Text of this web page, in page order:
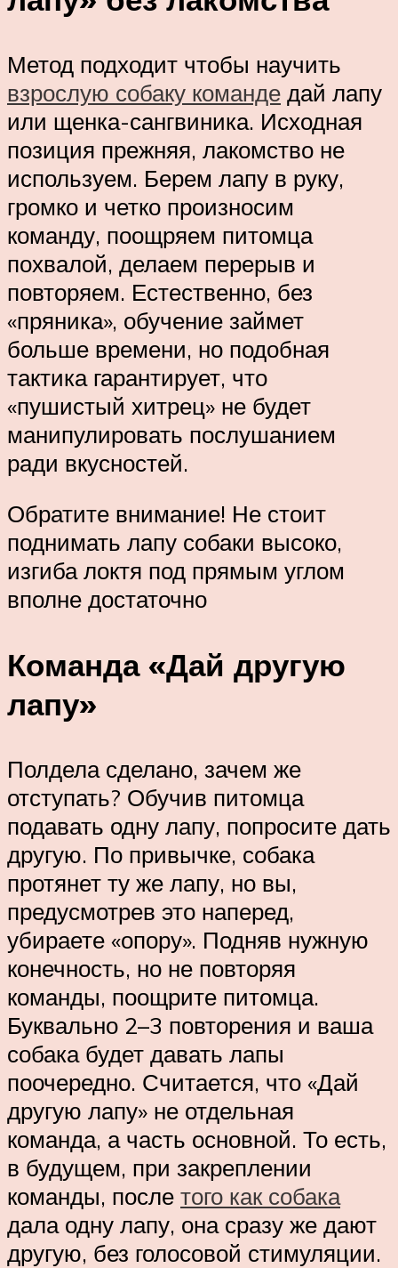
Метод подходит чтобы научить
взрослую собаку команде дай лапу
или щенка-сангвиника. Исходная
позиция прежняя, лакомство не
используем. Берем лапу в руку,
громко и четко произносим
команду, поощряем питомца
похвалой, делаем перерыв и
повторяем. Естественно, без
«пряника», обучение займет
больше времени, но подобная
тактика гарантирует, что
«пушистый хитрец» не будет
манипулировать послушанием
ради вкусностей.
Обратите внимание! Не стоит
поднимать лапу собаки высоко,
изгиба локтя под прямым углом
вполне достаточно
Команда «Дай другую
лапу»
Полдела сделано, зачем же
отступать? Обучив питомца
подавать одну лапу, попросите дать
другую. По привычке, собака
протянет ту же лапу, но вы,
предусмотрев это наперед,
убираете «опору». Подняв нужную
конечность, но не повторяя
команды, поощрите питомца.
Буквально 2–3 повторения и ваша
собака будет давать лапы
поочередно. Считается, что «Дай
другую лапу» не отдельная
команда, а часть основной. То есть,
в будущем, при закреплении
команды, после того как собака
дала одну лапу, она сразу же дают
другую, без голосовой стимуляции.